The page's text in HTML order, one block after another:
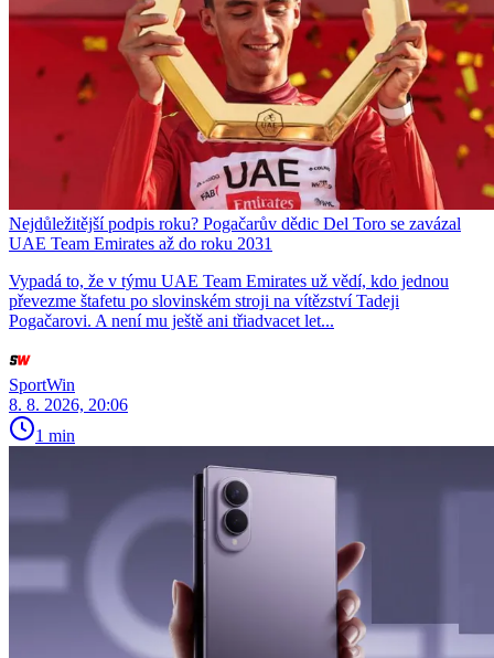
Nejdůležitější podpis roku? Pogačarův dědic Del Toro se zavázal
UAE Team Emirates až do roku 2031
Vypadá to, že v týmu UAE Team Emirates už vědí, kdo jednou
převezme štafetu po slovinském stroji na vítězství Tadeji
Pogačarovi. A není mu ještě ani třiadvacet let...
SportWin
8. 8. 2026, 20:06
1 min